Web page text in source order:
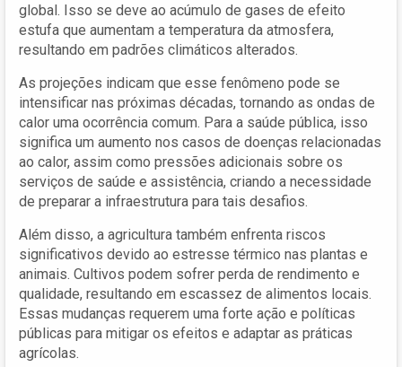
global. Isso se deve ao acúmulo de gases de efeito
estufa que aumentam a temperatura da atmosfera,
resultando em padrões climáticos alterados.
As projeções indicam que esse fenômeno pode se
intensificar nas próximas décadas, tornando as ondas de
calor uma ocorrência comum. Para a saúde pública, isso
significa um aumento nos casos de doenças relacionadas
ao calor, assim como pressões adicionais sobre os
serviços de saúde e assistência, criando a necessidade
de preparar a infraestrutura para tais desafios.
Além disso, a agricultura também enfrenta riscos
significativos devido ao estresse térmico nas plantas e
animais. Cultivos podem sofrer perda de rendimento e
qualidade, resultando em escassez de alimentos locais.
Essas mudanças requerem uma forte ação e políticas
públicas para mitigar os efeitos e adaptar as práticas
agrícolas.